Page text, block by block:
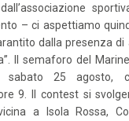
– ci aspettiamo
dalla presenza di
Il semaforo del
sabato 25 agosto,
9. Il contest si
a Isola Rossa,